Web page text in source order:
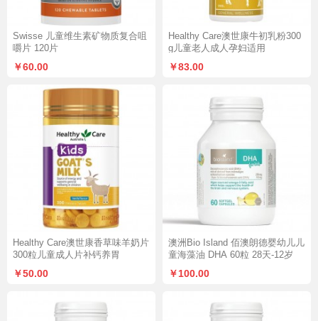
Swisse 儿童维生素矿物质复合咀
嚼片 120片
￥60.00
Healthy Care澳世康牛初乳粉300
g儿童老人成人孕妇适用
￥83.00
Healthy Care澳世康香草味羊奶片
300粒儿童成人片补钙养胃
￥50.00
澳洲Bio Island 佰澳朗德婴幼儿儿
童海藻油 DHA 60粒 28天-12岁
￥100.00